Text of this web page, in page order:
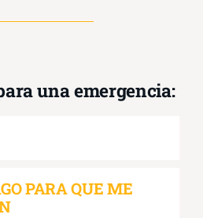
una emergencia:
PARA QUE ME